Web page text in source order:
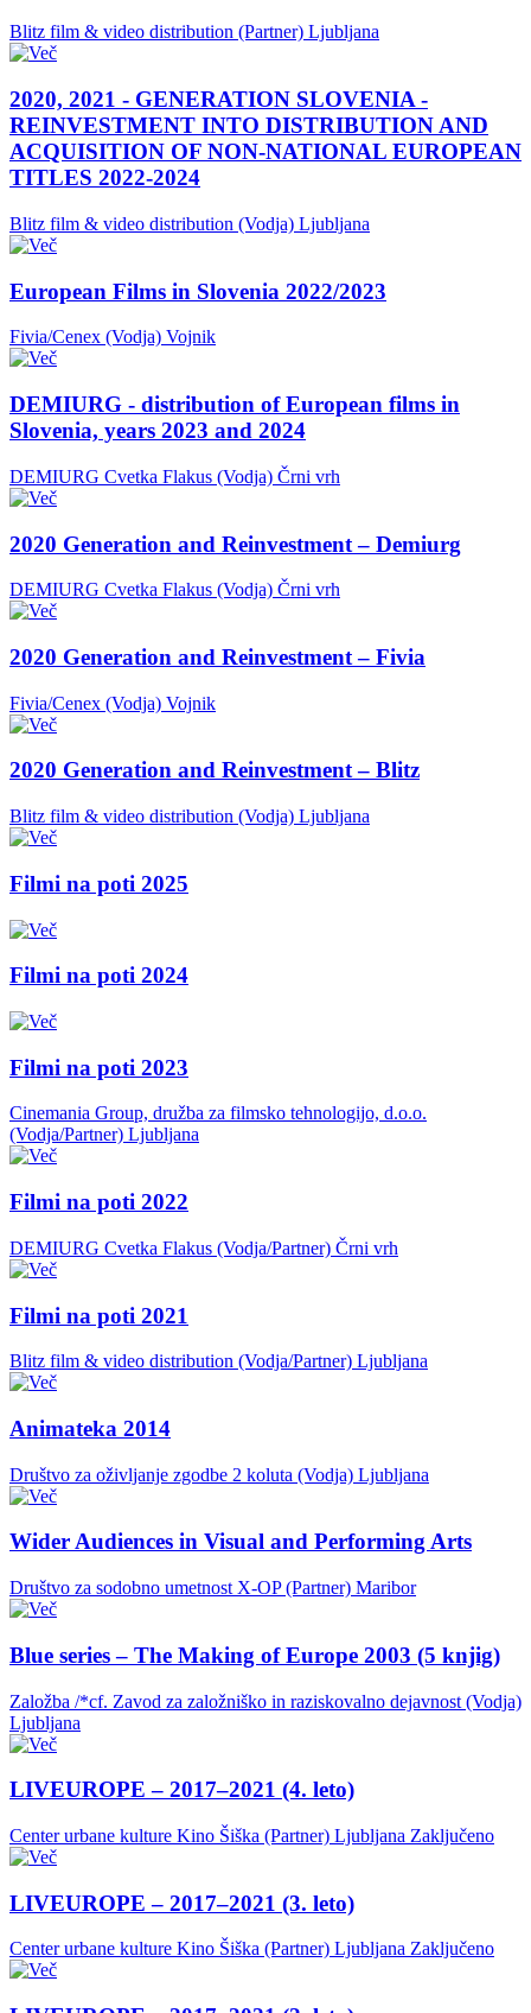
Blitz film & video distribution (Partner) Ljubljana
2020, 2021 - GENERATION SLOVENIA -
REINVESTMENT INTO DISTRIBUTION AND
ACQUISITION OF NON-NATIONAL EUROPEAN
TITLES 2022-2024
Blitz film & video distribution (Vodja) Ljubljana
European Films in Slovenia 2022/2023
Fivia/Cenex (Vodja) Vojnik
DEMIURG - distribution of European films in
Slovenia, years 2023 and 2024
DEMIURG Cvetka Flakus (Vodja) Črni vrh
2020 Generation and Reinvestment – Demiurg
DEMIURG Cvetka Flakus (Vodja) Črni vrh
2020 Generation and Reinvestment – Fivia
Fivia/Cenex (Vodja) Vojnik
2020 Generation and Reinvestment – Blitz
Blitz film & video distribution (Vodja) Ljubljana
Filmi na poti 2025
Filmi na poti 2024
Filmi na poti 2023
Cinemania Group, družba za filmsko tehnologijo, d.o.o.
(Vodja/Partner) Ljubljana
Filmi na poti 2022
DEMIURG Cvetka Flakus (Vodja/Partner) Črni vrh
Filmi na poti 2021
Blitz film & video distribution (Vodja/Partner) Ljubljana
Animateka 2014
Društvo za oživljanje zgodbe 2 koluta (Vodja) Ljubljana
Wider Audiences in Visual and Performing Arts
Društvo za sodobno umetnost X-OP (Partner) Maribor
Blue series – The Making of Europe 2003 (5 knjig)
Založba /*cf. Zavod za založniško in raziskovalno dejavnost (Vodja)
Ljubljana
LIVEUROPE – 2017–2021 (4. leto)
Center urbane kulture Kino Šiška (Partner) Ljubljana Zaključeno
LIVEUROPE – 2017–2021 (3. leto)
Center urbane kulture Kino Šiška (Partner) Ljubljana Zaključeno